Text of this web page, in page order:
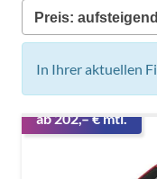
In Ihrer aktuellen
ab 202,– € mtl.